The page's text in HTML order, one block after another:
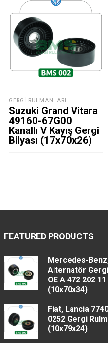
GERGI RULMANLARI
Suzuki Grand Vitara
49160-67G00
Kanallı V Kayış Gergi
Bilyası (17x70x26)
FEATURED PRODUCTS
Mercedes-
Alternatör Gergi
OE A 472 202 11
(10x70x34)
Fiat, Lancia
0252 Gergi
(10x79x24)